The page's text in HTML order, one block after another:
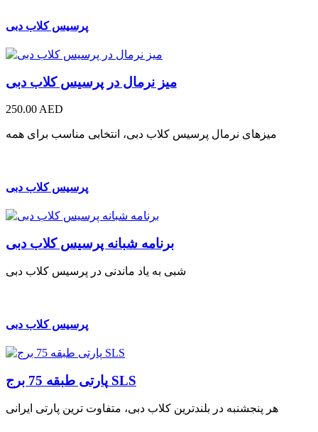
پرسیس کلاب دبی
میز نرمال در پرسیس کلاب دبی
250.00 AED
میزهای نرمال پرسیس کلاب دبی، انتخابی مناسب برای همه
پرسیس کلاب دبی
برنامه شبانه پرسیس کلاب دبی
شبی به یاد ماندنی در پرسیس کلاب دبی
پرسیس کلاب دبی
پارتی طبقه 75 برج SLS
هر پنجشنبه در بلندترین کلاب دبی، متفاوت ترین پارتی ایرانی